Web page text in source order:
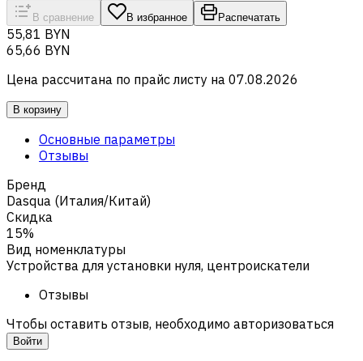
В сравнение В избранное Распечатать
55,81 BYN
65,66 BYN
Цена рассчитана по прайс листу на 07.08.2026
В корзину
Основные параметры
Отзывы
Бренд
Dasqua (Италия/Китай)
Скидка
15%
Вид номенклатуры
Устройства для установки нуля, центроискатели
Отзывы
Чтобы оставить отзыв, необходимо авторизоваться
Войти